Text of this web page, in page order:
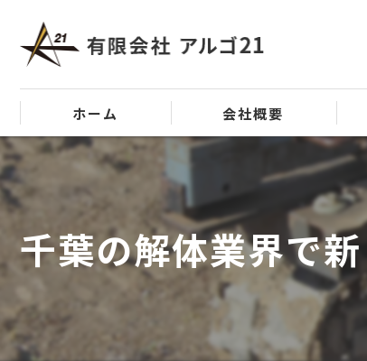
ホーム 会社概要
ビジョン
事業案内
千葉の解体業界で